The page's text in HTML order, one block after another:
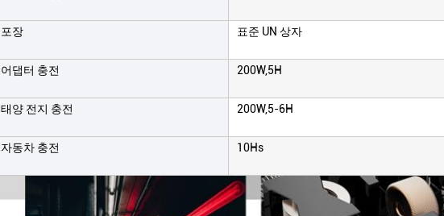
포장 표준 UN 상자
어댑터 충전 200W,5H
태양 전지 충전 200W,5-6H
자동차 충전 10Hs